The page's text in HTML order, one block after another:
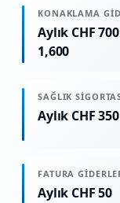
KONAKLAMA
Aylık CHF
1,600
SAĞLIK
Aylık CHF 350
FATURA
Aylık CHF 50